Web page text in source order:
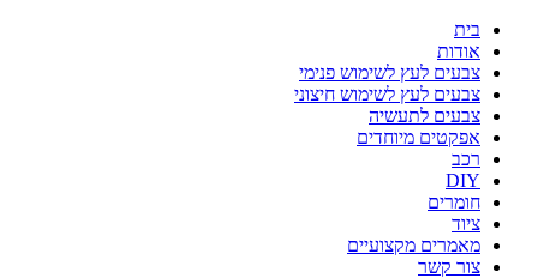
בית
אודות
צבעים לעץ לשימוש פנימי
צבעים לעץ לשימוש חיצוני
צבעים לתעשיה
אפקטים מיוחדים
רכב
DIY
חומרים
ציוד
מאמרים מקצועיים
צור קשר